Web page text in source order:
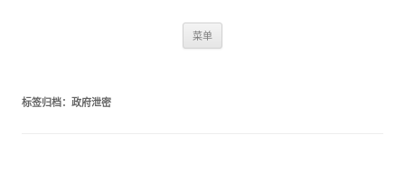
菜单
标签归档： 政府泄密